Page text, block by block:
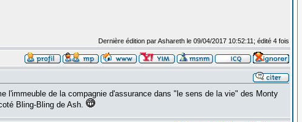
Dernière édition par Ashareth le 09/04/2017 10:52:11; édité 4 fois
de la compagnie d'assurance dans "le sens de la vie" des Monty
Bling-Bling de Ash.